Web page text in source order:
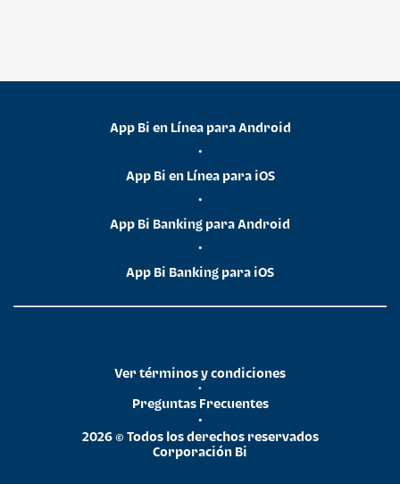
App Bi en Línea para Android
•
App Bi en Línea para iOS
•
App Bi Banking para Android
•
App Bi Banking para iOS
2026 © Todos los derechos reservados
Corporación Bi
•
Preguntas Frecuentes
•
Ver términos y condiciones